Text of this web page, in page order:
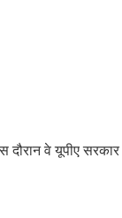
वे यूपीए सरकार